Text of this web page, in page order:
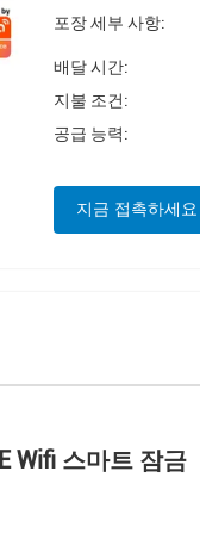
포장 세부 사항:
배달 시간:
지불 조건:
공급 능력:
지금 접촉하세요
Wifi 스마트 잠금